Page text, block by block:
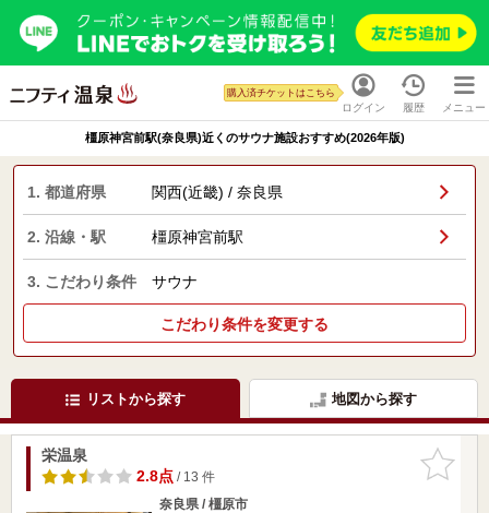
ログイン
購入済チケットはこちら
履歴 メニュー
橿原神宮前駅(奈良県)近くのサウナ施設おすすめ(2026年版)
1. 都道府県 関西(近畿) / 奈良県
2. 沿線・駅 橿原神宮前駅
3. こだわり条件 サウナ
こだわり条件を変更する
リストから探す 地図から探す
お気に入
りに追加
栄温泉
2.8点/ 13 件
奈良県 / 橿原市